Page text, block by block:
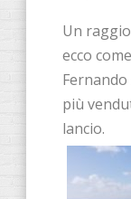
Un
ecco
più
lancio.